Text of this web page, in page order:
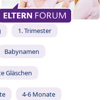
1. Trimester
Babynamen
Gläschen
4-6 Monate